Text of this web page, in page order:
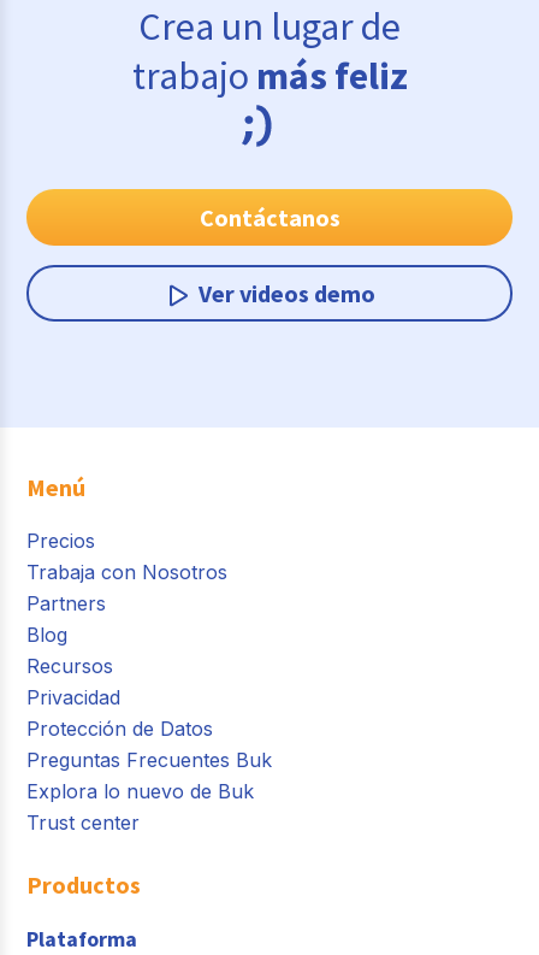
Crea un lugar de
trabajo más feliz
Contáctanos
Ver videos demo
Menú
Precios
Trabaja con Nosotros
Partners
Blog
Recursos
Privacidad
Protección de Datos
Preguntas Frecuentes Buk
Explora lo nuevo de Buk
Trust center
Productos
Plataforma